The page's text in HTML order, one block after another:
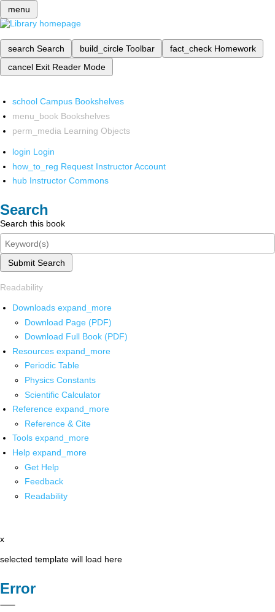
menu
search Search build_circle Toolbar fact_check Homework
cancel Exit Reader Mode
school Campus Bookshelves
menu_book Bookshelves
perm_media Learning Objects
login Login
how_to_reg Request Instructor Account
hub Instructor Commons
Search
Search this book
Submit Search
Readability
Downloads expand_more
Download Page (PDF)
Download Full Book (PDF)
Resources expand_more
Periodic Table
Physics Constants
Scientific Calculator
Reference expand_more
Reference & Cite
Tools expand_more
Help expand_more
Get Help
Feedback
Readability
x
selected template will load here
Error